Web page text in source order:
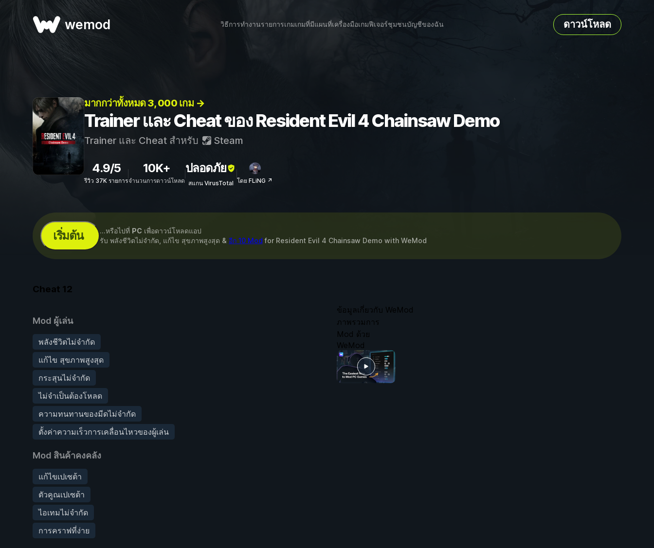
wemod วิธีการทำงานรายการเกมเกมที่มีแผนที่เครื่องมือเกมฟีเจอร์ชุมชนบัญชีของฉัน ดาวน์โหลด
มากกว่าทั้งหมด 3, 000 เกม →
Trainer และ Cheat ของ Resident Evil 4 Chainsaw Demo
Trainer และ Cheat สำหรับ Steam
4.9/5
รีวิว 37K รายการ
10K+
จำนวนการดาวน์โหลด
ปลอดภัย
สแกน VirusTotal โดย FLiNG ↗
เริ่มต้น ...หรือไปที่ PC เพื่อดาวน์โหลดแอป
รับ พลังชีวิตไม่จำกัด, แก้ไข สุขภาพสูงสุด & อีก 10 Mod for Resident Evil 4 Chainsaw Demo with WeMod
Cheat 12
Mod ผู้เล่น
พลังชีวิตไม่จำกัด
แก้ไข สุขภาพสูงสุด
กระสุนไม่จำกัด
ไม่จำเป็นต้องโหลด
ความทนทานของมีดไม่จำกัด
ตั้งค่าความเร็วการเคลื่อนไหวของผู้เล่น
Mod สินค้าคงคลัง
แก้ไขเปเซต้า
ตัวคูณเปเซต้า
ไอเทมไม่จำกัด
การคราฟที่ง่าย
ข้อมูลเกี่ยวกับ WeMod
ภาพรวมการ
Mod ด้วย
WeMod